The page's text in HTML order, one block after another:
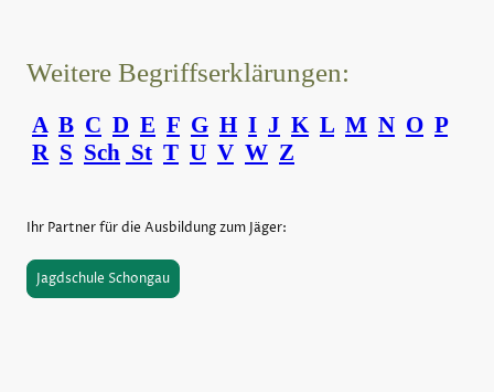
Weitere Begriffserklärungen:
A B C D E F G H I J K L M N O P
R S Sch St T U V W Z
Ihr Partner für die Ausbildung zum Jäger:
Jagdschule Schongau